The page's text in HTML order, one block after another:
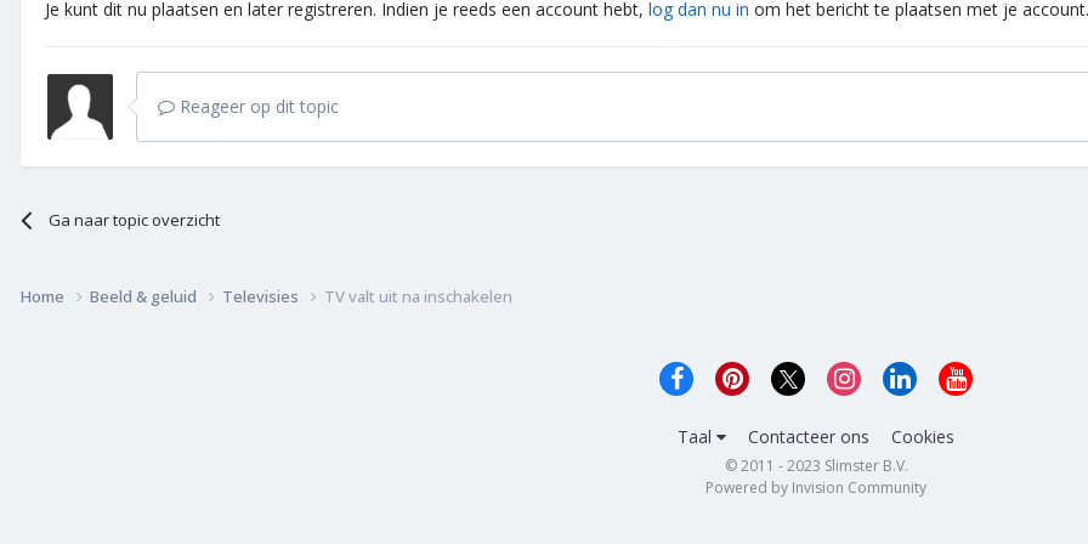
Je kunt dit nu plaatsen en later registreren. Indien je reeds een account hebt, log dan nu in om het bericht te plaatsen met je account.
Reageer op dit topic
Ga naar topic overzicht
Home Beeld & geluid Televisies TV valt uit na inschakelen
Taal Contacteer ons Cookies
© 2011 - 2023 Slimster B.V.
Powered by Invision Community